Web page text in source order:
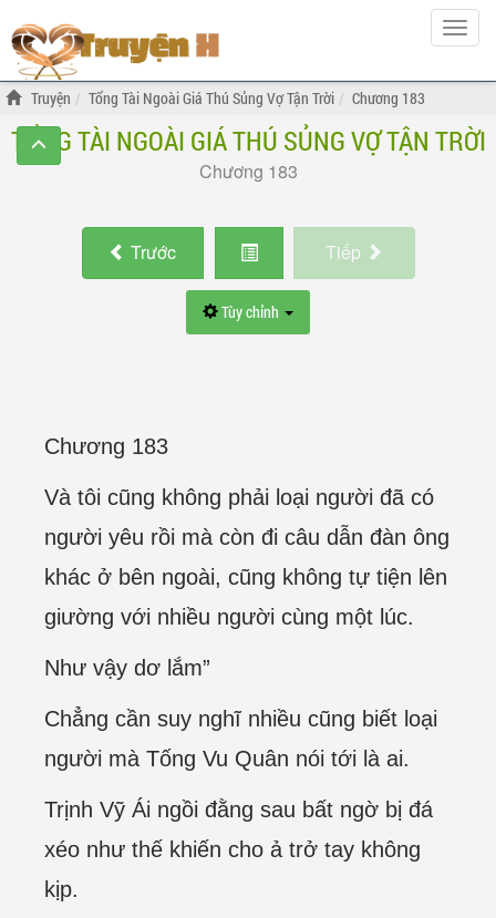
Hiện
menu
Truyện Tổng Tài Ngoài Giá Thú Sủng Vợ Tận Trời Chương 183
TỔNG TÀI NGOÀI GIÁ THÚ SỦNG VỢ TẬN TRỜI
Chương 183
Trước Tiếp
Tùy chỉnh
Chương 183
Và tôi cũng không phải loại người đã có
người yêu rồi mà còn đi câu dẫn đàn ông
khác ở bên ngoài, cũng không tự tiện lên
giường với nhiều người cùng một lúc.
Như vậy dơ lắm”
Chẳng cần suy nghĩ nhiều cũng biết loại
người mà Tống Vu Quân nói tới là ai.
Trịnh Vỹ Ái ngồi đằng sau bất ngờ bị đá
xéo như thế khiến cho ả trở tay không
kịp.